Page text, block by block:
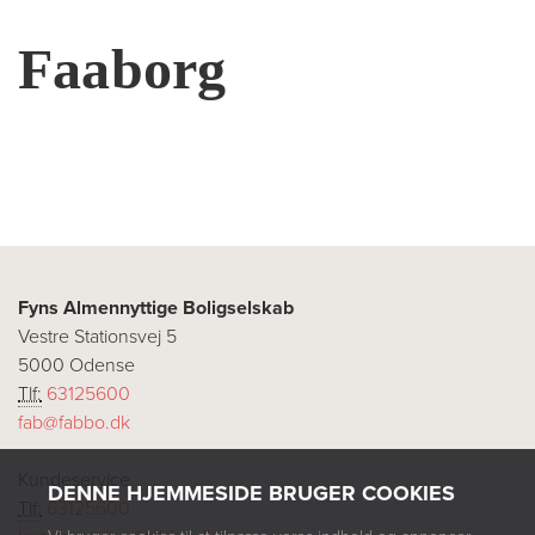
DENNE HJEMMESIDE BRUGER COOKIES
Faaborg
Fyns Almennyttige Boligselskab
Vestre Stationsvej 5
5000 Odense
Tlf: 63125600
fab@fabbo.dk
63125600